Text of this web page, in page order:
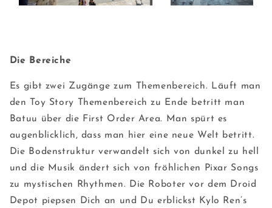
Die Bereiche
Es gibt zwei Zugänge zum Themenbereich. Läuft man
den Toy Story Themenbereich zu Ende betritt man
Batuu über die First Order Area. Man spürt es
augenblicklich, dass man hier eine neue Welt betritt.
Die Bodenstruktur verwandelt sich von dunkel zu hell
und die Musik ändert sich von fröhlichen Pixar Songs
zu mystischen Rhythmen. Die Roboter vor dem Droid
Depot piepsen Dich an und Du erblickst Kylo Ren’s